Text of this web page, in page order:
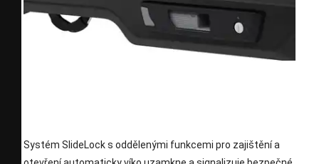
Systém SlideLock s oddělenými funkcemi pro zajištění a